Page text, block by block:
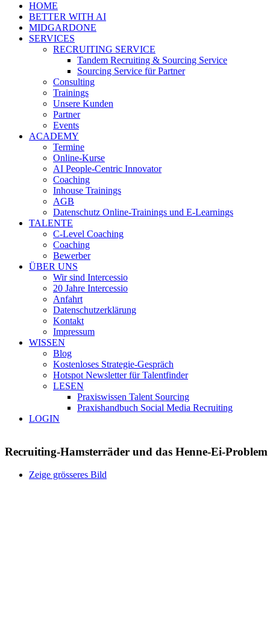
HOME
BETTER WITH AI
MIDGARDONE
SERVICES
RECRUITING SERVICE
Tandem Recruiting & Sourcing Service
Sourcing Service für Partner
Consulting
Trainings
Unsere Kunden
Partner
Events
ACADEMY
Termine
Online-Kurse
AI People-Centric Innovator
Coaching
Inhouse Trainings
AGB
Datenschutz Online-Trainings und E-Learnings
TALENTE
C-Level Coaching
Coaching
Bewerber
ÜBER UNS
Wir sind Intercessio
20 Jahre Intercessio
Anfahrt
Datenschutzerklärung
Kontakt
Impressum
WISSEN
Blog
Kostenloses Strategie-Gespräch
Hotspot Newsletter für Talentfinder
LESEN
Praxiswissen Talent Sourcing
Praxishandbuch Social Media Recruiting
LOGIN
Recruiting-Hamsterräder und das Henne-Ei-Problem
Zeige grösseres Bild